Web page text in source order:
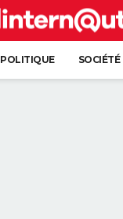
POLITIQUE SOCIÉTÉ